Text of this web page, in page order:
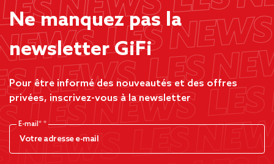
Ne manquez pas la
newsletter GiFi
Pour être informé des nouveautés et des offres
privées, inscrivez-vous à la newsletter
E-mail*